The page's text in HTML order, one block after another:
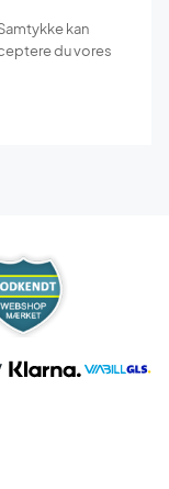
kan
du vores